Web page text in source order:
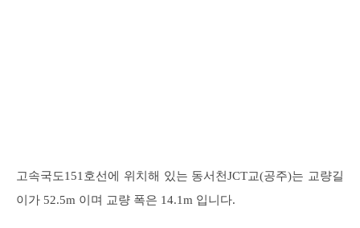
고속국도151호선에 위치해 있는 동서천JCT교(공주)는 교량길
이가 52.5m 이며 교량 폭은 14.1m 입니다.